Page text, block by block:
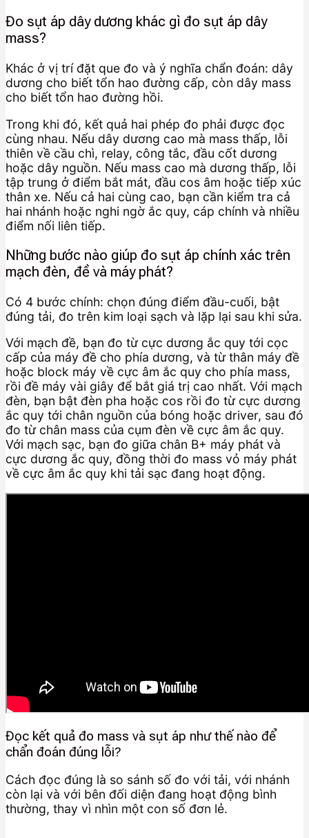
Đo sụt áp dây dương khác gì đo sụt áp dây
mass?
Khác ở vị trí đặt que đo và ý nghĩa chẩn đoán: dây
dương cho biết tổn hao đường cấp, còn dây mass
cho biết tổn hao đường hồi.
Trong khi đó, kết quả hai phép đo phải được đọc
cùng nhau. Nếu dây dương cao mà mass thấp, lỗi
thiên về cầu chì, relay, công tắc, đầu cốt dương
hoặc dây nguồn. Nếu mass cao mà dương thấp, lỗi
tập trung ở điểm bắt mát, đầu cos âm hoặc tiếp xúc
thân xe. Nếu cả hai cùng cao, bạn cần kiểm tra cả
hai nhánh hoặc nghi ngờ ắc quy, cáp chính và nhiều
điểm nối liên tiếp.
Những bước nào giúp đo sụt áp chính xác trên
mạch đèn, đề và máy phát?
Có 4 bước chính: chọn đúng điểm đầu-cuối, bật
đúng tải, đo trên kim loại sạch và lặp lại sau khi sửa.
Với mạch đề, bạn đo từ cực dương ắc quy tới cọc
cấp của máy đề cho phía dương, và từ thân máy đề
hoặc block máy về cực âm ắc quy cho phía mass,
rồi đề máy vài giây để bắt giá trị cao nhất. Với mạch
đèn, bạn bật đèn pha hoặc cos rồi đo từ cực dương
ắc quy tới chân nguồn của bóng hoặc driver, sau đó
đo từ chân mass của cụm đèn về cực âm ắc quy.
Với mạch sạc, bạn đo giữa chân B+ máy phát và
cực dương ắc quy, đồng thời đo mass vỏ máy phát
về cực âm ắc quy khi tải sạc đang hoạt động.
Đọc kết quả đo mass và sụt áp như thế nào để
chẩn đoán đúng lỗi?
Cách đọc đúng là so sánh số đo với tải, với nhánh
còn lại và với bên đối diện đang hoạt động bình
thường, thay vì nhìn một con số đơn lẻ.